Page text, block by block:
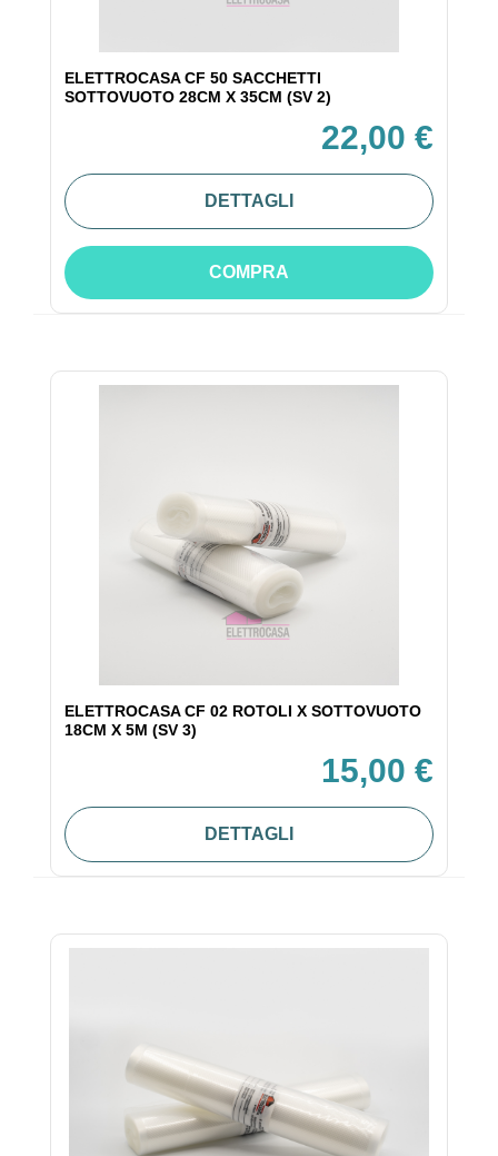
ELETTROCASA CF 50 SACCHETTI
SOTTOVUOTO 28CM X 35CM (SV 2)
22,00 €
DETTAGLI
COMPRA
ELETTROCASA CF 02 ROTOLI X SOTTOVUOTO
18CM X 5M (SV 3)
15,00 €
DETTAGLI